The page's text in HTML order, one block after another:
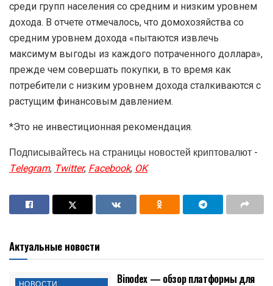
среди групп населения со средним и низким уровнем
дохода. В отчете отмечалось, что домохозяйства со
средним уровнем дохода «пытаются извлечь
максимум выгоды из каждого потраченного доллара»,
прежде чем совершать покупки, в то время как
потребители с низким уровнем дохода сталкиваются с
растущим финансовым давлением.
*Это не инвестиционная рекомендация.
Подписывайтесь на страницы новостей криптовалют -
Telegram,Twitter,Facebook,OK
Актуальные новости
Binodex — обзор платформы для